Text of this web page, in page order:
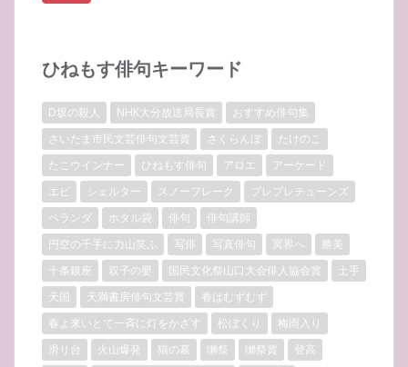
ひねもす俳句キーワード
D坂の殺人 NHK大分放送局長賞
おすすめ俳句集
さいたま市民文芸俳句文芸賞
さくらんぼ
たけのこ
たこウインナー
ひねもす俳句 アロエ
アーケード
エビ
シェルター スノーフレーク
プレプレチューンズ
ベランダ
ホタル袋 俳句
俳句講師
円空の千手に力山笑ふ
写俳 写真俳句 冥界へ
勝美
十条銀座
双子の嬰 国民文化祭山口大会俳人協会賞
土手
天国
天満書房俳句文芸賞
春はむずむず
春よ来いとて一斉に灯をかざす
松ぼくり
梅雨入り
滑り台
火山爆発 猫の墓 獺祭 獺祭賞 登高